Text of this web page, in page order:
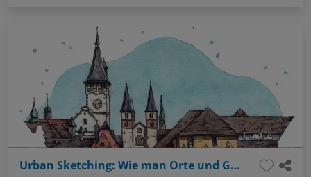
Urban Sketching: Wie man Orte und Gebäude sprechen lässt